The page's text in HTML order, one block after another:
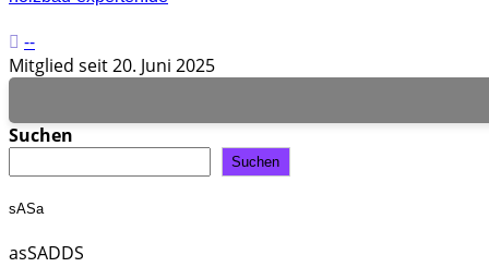
--
Mitglied seit 20. Juni 2025
Suchen
Suchen
sASa
asSADDS